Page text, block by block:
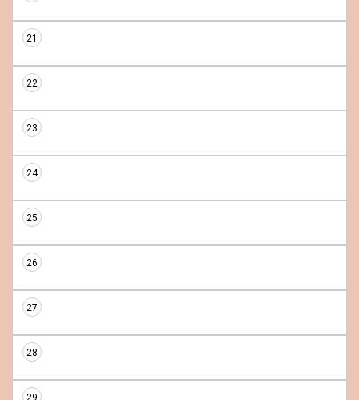
21
22
23
24
25
26
27
28
29